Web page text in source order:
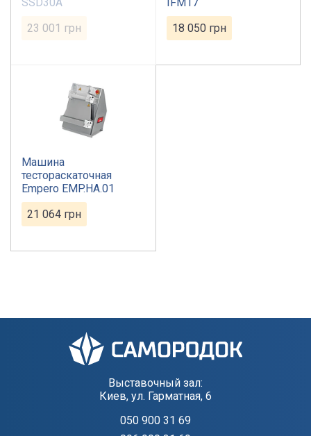
23 001 грн
18 050 грн
Машина
тестораскаточная
Empero EMP.HA.01
21 064 грн
Выставочный зал:
Киев, ул. Гарматная, 6
050 900 31 69